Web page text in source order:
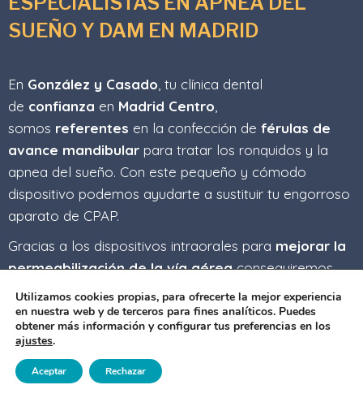
SUEÑO Y DAM EN MADRID
En González y Casado , tu clínica dental
de confianza en Madrid Centro
somos referentes en la confección de férulas de
avance mandibular para tratar los ronquidos y la
apnea del sueño. Con este pequeño y cómodo
dispositivo podemos ayudarte a sustituir tu engorroso
aparato de CPAP.
Gracias a los dispositivos intraorales para mejorar la
permeabilización de la vía aéreaconseguiremos
para ti el sueño profundo y reparador que deseas, sin
cables ni tubos fuera de la boca.
PIDE TU CITA
Utilizamos cookies propias, para ofrecerte la mejor experiencia
en nuestra web y de terceros para fines analíticos. Puedes
obtener más información y configurar tus preferencias en los
ajustes.
Aceptar Rechazar